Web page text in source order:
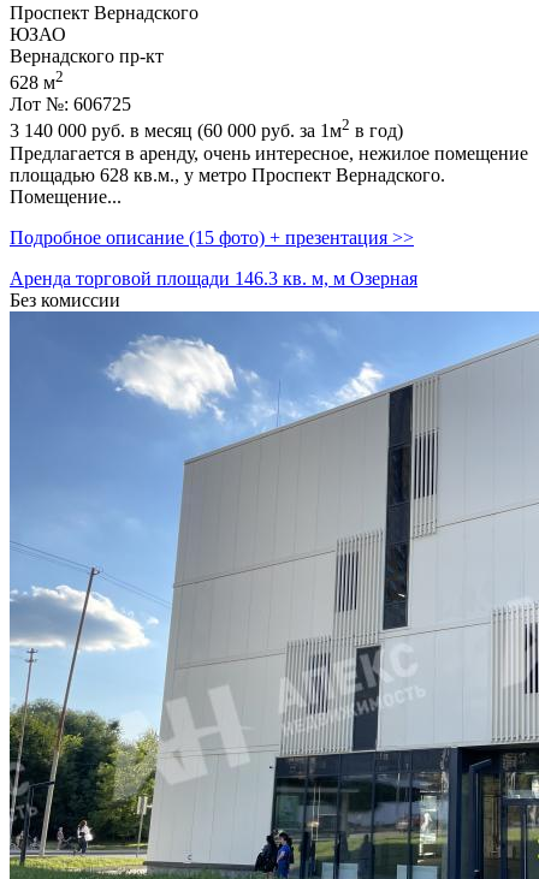
Проспект Вернадского
ЮЗАО
Вернадского пр-кт
628 м2
Лот №: 606725
3 140 000 руб. в месяц (60 000 руб. за 1м2 в год)
Предлагается в аренду,­ очень интересное,­ нежилое помещение
площадью 628 кв.м.,­ у метро Проспект Вернадского.
Помещение...
Подробное описание (15 фото) + презентация >>
Аренда торговой площади 146.3 кв. м, м Озерная
Без комиссии